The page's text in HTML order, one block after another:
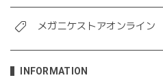
メガニケストアオンライン
INFORMATION